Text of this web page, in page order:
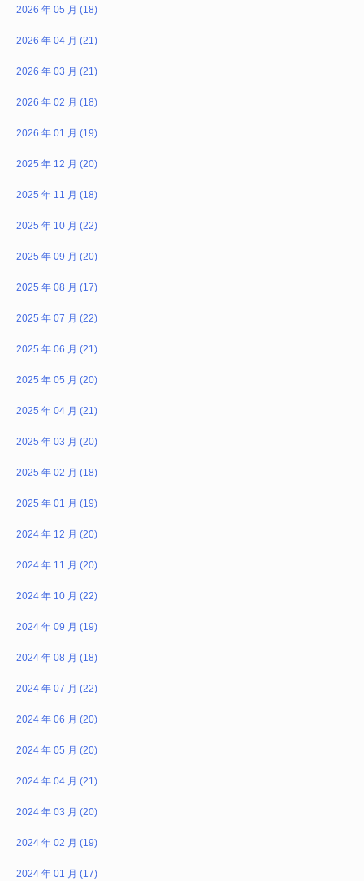
2026 年 05 月 (18)
2026 年 04 月 (21)
2026 年 03 月 (21)
2026 年 02 月 (18)
2026 年 01 月 (19)
2025 年 12 月 (20)
2025 年 11 月 (18)
2025 年 10 月 (22)
2025 年 09 月 (20)
2025 年 08 月 (17)
2025 年 07 月 (22)
2025 年 06 月 (21)
2025 年 05 月 (20)
2025 年 04 月 (21)
2025 年 03 月 (20)
2025 年 02 月 (18)
2025 年 01 月 (19)
2024 年 12 月 (20)
2024 年 11 月 (20)
2024 年 10 月 (22)
2024 年 09 月 (19)
2024 年 08 月 (18)
2024 年 07 月 (22)
2024 年 06 月 (20)
2024 年 05 月 (20)
2024 年 04 月 (21)
2024 年 03 月 (20)
2024 年 02 月 (19)
2024 年 01 月 (17)